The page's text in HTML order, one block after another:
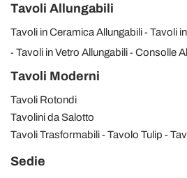
Tavoli Allungabili
Tavoli in Ceramica Allungabili
Tavoli
Tavoli in Vetro Allungabili
Consolle
Tavoli Moderni
Tavoli Rotondi
Tavolini da Salotto
Tavoli Trasformabili
Tavolo Tulip
Sedie